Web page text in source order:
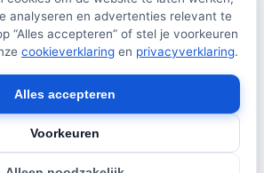
analyseren en advertenties relevant te
“Alles accepteren” of stel je voorkeuren
cookieverklaring en privacyverklaring.
Voorkeuren
Alles accepteren